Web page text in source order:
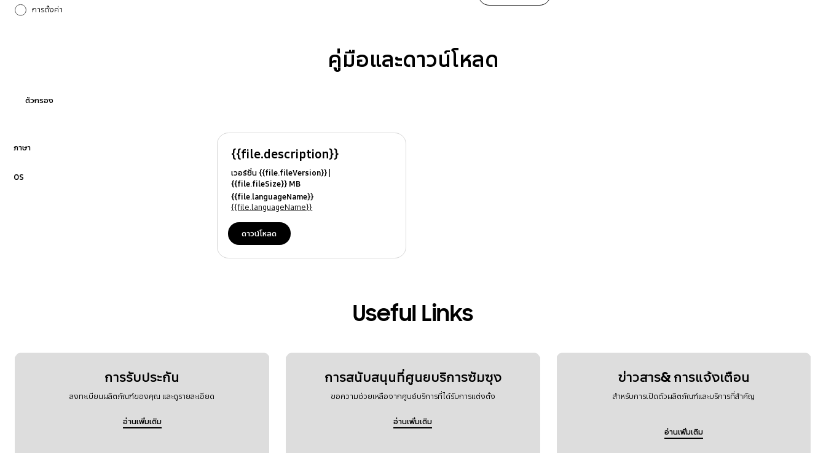
การตั้งค่า
คู่มือและดาวน์โหลด
ตัวกรอง
ภาษา
OS
{{file.description}}
เวอร์ชั่น {{file.fileVersion}}
{{file.fileSize}} MB
{{file.fileModifiedDate}}
{{file.osNames}}
{{file.languageName}}
{{file.languageName}}
ดาวน์โหลด
Useful Links
การรับประกัน
ลงทะเบียนผลิตภัณฑ์ของคุณ และดูรายละเอียด
อ่านเพิ่มเติม
การสนับสนุนที่ศูนยบริการซัมซุง
ขอความช่วยเหลือจากศูนย์บริการที่ได้รับการแต่งตั้ง
อ่านเพิ่มเติม
ข่าวสาร& การแจ้งเตือน
สำหรับการเปิดตัวผลิตภัณฑ์และบริการที่สำคัญ
อ่านเพิ่มเติม